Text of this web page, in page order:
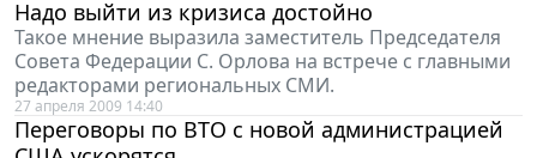
Надо выйти из кризиса достойно
Такое мнение выразила заместитель Председателя
Совета Федерации С. Орлова на встрече с главными
редакторами региональных СМИ.
27 апреля 2009 14:40
Переговоры по ВТО с новой администрацией